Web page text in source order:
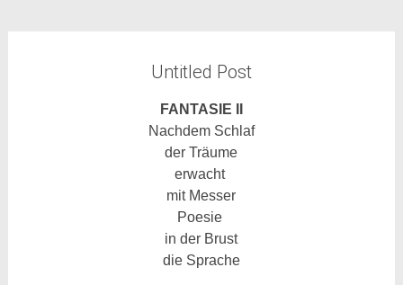
Untitled Post
FANTASIE II
Nachdem Schlaf
der Träume
erwacht
mit Messer
Poesie
in der Brust
die Sprache